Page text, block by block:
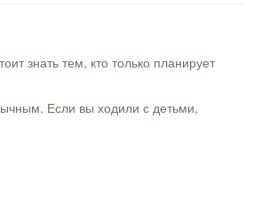
знать тем, кто только планирует
Если вы ходили с детьми,